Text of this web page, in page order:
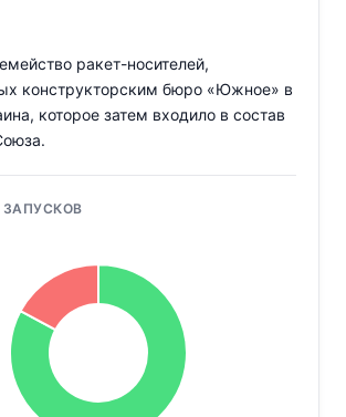
ракет-носителей,
конструкторским бюро «Южное» в
которое затем входило в состав